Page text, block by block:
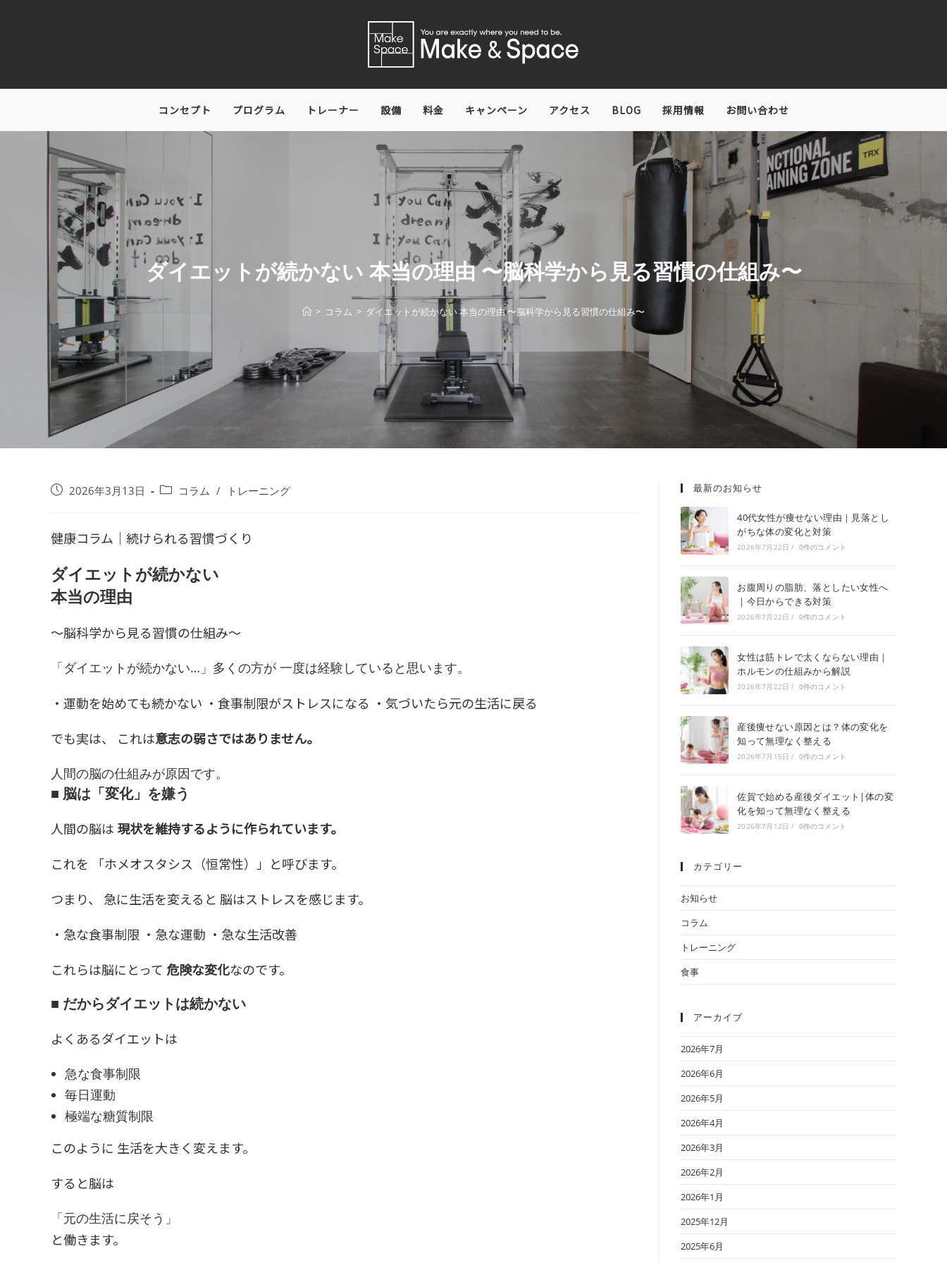
コンセプト プログラム トレーナー 設備 料金 キャンペーン アクセス BLOG 採用情報 お問い合わせ
ダイエットが続かない 本当の理由 〜脳科学から見る習慣の仕組み〜
> コラム > ダイエットが続かない 本当の理由 〜脳科学から見る習慣の仕組み〜
2026年3月13日 コラム / トレーニング
健康コラム｜続けられる習慣づくり
ダイエットが続かない
本当の理由
〜脳科学から見る習慣の仕組み〜
「ダイエットが続かない…」多くの方が 一度は経験していると思います。
・運動を始めても続かない ・食事制限がストレスになる ・気づいたら元の生活に戻る
でも実は、 これは意志の弱さではありません。
人間の脳の仕組みが原因です。
■ 脳は「変化」を嫌う
人間の脳は 現状を維持するように作られています。
これを 「ホメオスタシス（恒常性）」と呼びます。
つまり、 急に生活を変えると 脳はストレスを感じます。
・急な食事制限 ・急な運動 ・急な生活改善
これらは脳にとって 危険な変化なのです。
■ だからダイエットは続かない
よくあるダイエットは
急な食事制限
毎日運動
極端な糖質制限
このように 生活を大きく変えます。
すると脳は
「元の生活に戻そう」
と働きます。
最新のお知らせ
40代女性が痩せない理由｜見落とし
がちな体の変化と対策
2026年7月22日 / 0件のコメント
お腹周りの脂肪、落としたい女性へ
｜今日からできる対策
2026年7月22日 / 0件のコメント
女性は筋トレで太くならない理由｜
ホルモンの仕組みから解説
2026年7月22日 / 0件のコメント
産後痩せない原因とは？体の変化を
知って無理なく整える
2026年7月15日 / 0件のコメント
佐賀で始める産後ダイエット|体の変
化を知って無理なく整える
2026年7月12日 / 0件のコメント
カテゴリー
お知らせ
コラム
トレーニング
食事
アーカイブ
2026年7月
2026年6月
2026年5月
2026年4月
2026年3月
2026年2月
2026年1月
2025年12月
2025年6月